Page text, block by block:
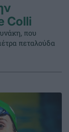
Colli
που
πεταλούδα